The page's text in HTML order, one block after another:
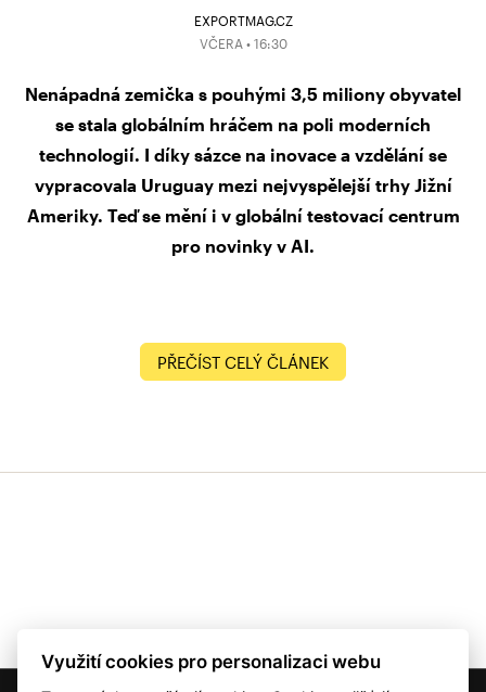
EXPORTMAG.CZ
VČERA • 16:30
Nenápadná zemička s pouhými 3,5 miliony obyvatel
se stala globálním hráčem na poli moderních
technologií. I díky sázce na inovace a vzdělání se
vypracovala Uruguay mezi nejvyspělejší trhy Jižní
Ameriky. Teď se mění i v globální testovací centrum
pro novinky v AI.
PŘEČÍST CELÝ ČLÁNEK
Využití cookies pro personalizaci webu